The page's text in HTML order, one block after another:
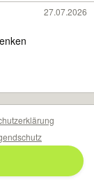
27.07.2026